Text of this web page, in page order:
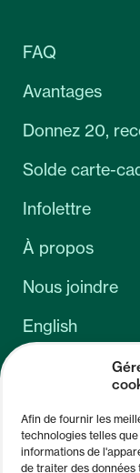
Afin de fournir les
technologies telles
informations de
de traiter des données
FAQ
Avantages
Donnez 20,
Solde carte-
Infolettre
À propos
Nous joindre
English